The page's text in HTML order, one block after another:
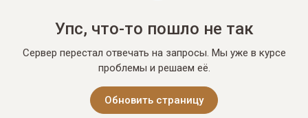
Упс, что-то пошло не так
Сервер перестал отвечать на запросы. Мы уже в курсе
проблемы и решаем её.
Обновить страницу